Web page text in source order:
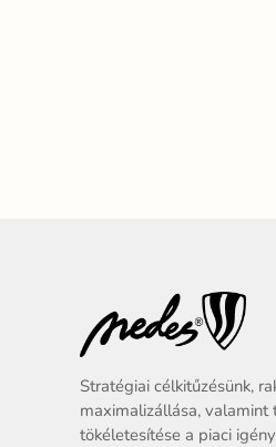
Stratégiai célkitűzésünk,
maximalizállása,
tökéletesítése a piaci